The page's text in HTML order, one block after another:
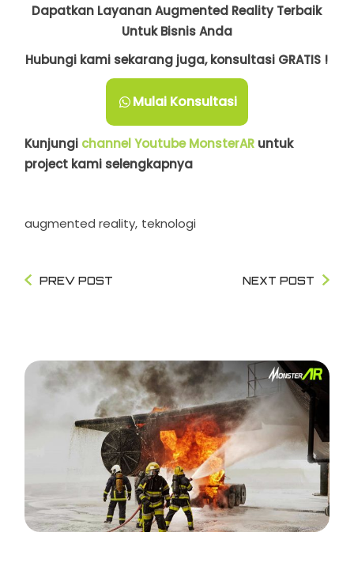
Dapatkan Layanan Augmented Reality Terbaik
Untuk Bisnis Anda
Hubungi kami sekarang juga, konsultasi GRATIS !
Mulai Konsultasi
Kunjungi channel Youtube MonsterAR untuk
project kami selengkapnya
augmented reality teknologi
PREV POST NEXT POST